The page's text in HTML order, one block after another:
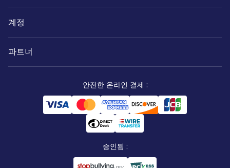
계정
파트너
안전한 온라인 결제 :
승인됨 :